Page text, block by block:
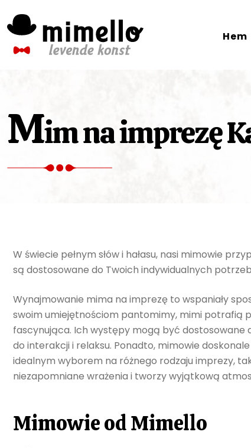
to
content
Hem
Mim na imprezę
W świecie pełnym słów i hałasu, nasi mimowie
są dostosowane do Twoich indywidualnych
Wynajmowanie mima na imprezę to wspaniały
swoim umiejętnościom pantomimy, mimi potrafią
fascynująca. Ich występy mogą być dostosowane
do interakcji i relaksu. Ponadto, mimowie
idealnym wyborem na różnego rodzaju imprezy,
niezapomniane wrażenia i tworzy wyjątkową
Mimowie od Mimello